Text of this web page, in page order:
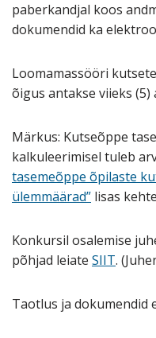
paberkandjal koos
dokumendid ka
Loomamassööri
õigus antakse viieks (5)
Märkus: Kutseõppe
kalkuleerimisel tuleb
tasemeõppe õpilaste
ülemmäärad” lisas
Konkursil osalemise
põhjad leiate SIIT.
Taotlus ja dokumendid